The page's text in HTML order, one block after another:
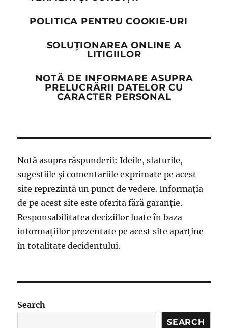
POLITICA PENTRU COOKIE-URI
SOLUȚIONAREA ONLINE A
LITIGIILOR
NOTĂ DE INFORMARE ASUPRA
PRELUCRĂRII DATELOR CU
CARACTER PERSONAL
Notă asupra răspunderii: Ideile, sfaturile,
sugestiile și comentariile exprimate pe acest
site reprezintă un punct de vedere. Informația
de pe acest site este oferita fără garanție.
Responsabilitatea deciziilor luate în baza
informațiilor prezentate pe acest site aparține
în totalitate decidentului.
Search
SEARCH